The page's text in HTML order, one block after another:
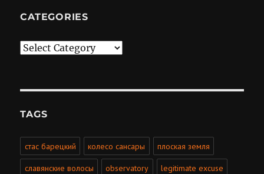
CATEGORIES
Categories
TAGS
стас барецкий колесо сансары плоская земля
славянские волосы observatory legitimate excuse